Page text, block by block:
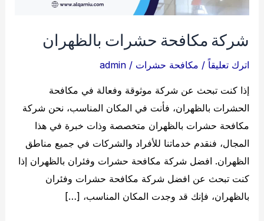
شركة مكافحة حشرات بالظهران
اترك تعليقاً / مكافحة حشرات /
admin
إذا كنت تبحث عن شركة موثوقة وفعالة في مكافحة
الحشرات بالظهران، فأنت في المكان المناسب، نحن شركة
مكافحة حشرات بالظهران متخصصة وذات خبرة في هذا
المجال، فنقدم خدماتنا للأفراد والشركات في جميع مناطق
الظهران. افضل شركة مكافحة حشرات وفئران بالظهران إذا
كنت تبحث عن افضل شركة مكافحة حشرات وفئران
بالظهران، فإنك قد وجدت المكان المناسب، […]